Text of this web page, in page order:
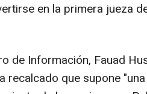
en la primera jueza
de Información, Fauad
recalcado que supone